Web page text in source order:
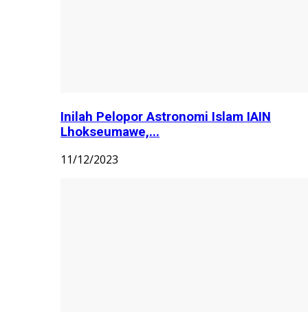
Inilah Pelopor Astronomi Islam IAIN
Lhokseumawe,...
11/12/2023